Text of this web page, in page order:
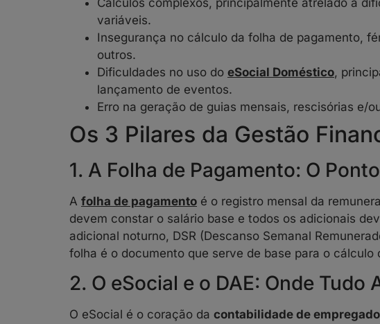
variáveis.
Insegurança no cálculo da folha de pagamento,
outros.
Dificuldades no uso do eSocial Doméstico,
lançamento de eventos.
Erro na geração de guias mensais, rescisórias e/
Os 3 Pilares da Gestão
1. A Folha de Pagamento: O
A folha de pagamento é o registro mensal da
devem constar o salário base e todos os adicionais
adicional noturno, DSR (Descanso Semanal
folha é o documento que serve de base para o cálculo
2. O eSocial e o DAE: Onde Tudo
O eSocial é o coração da contabilidade de